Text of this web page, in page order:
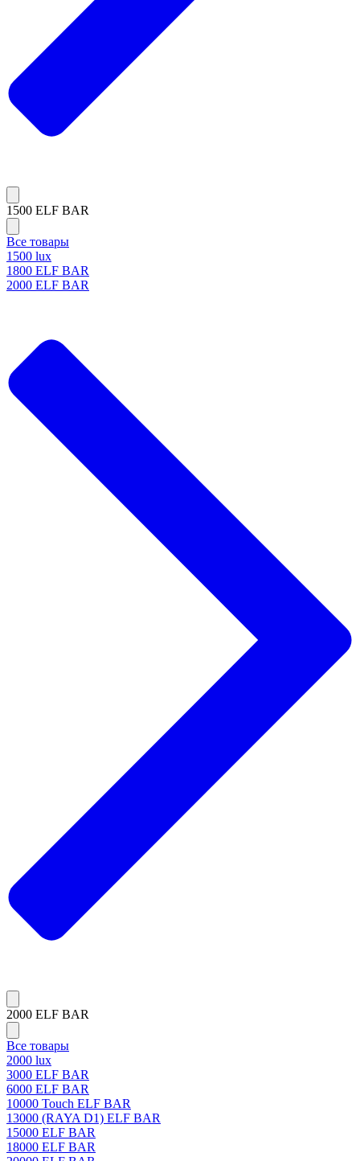
1500 ELF BAR
Все товары
1500 lux
1800 ELF BAR
2000 ELF BAR
2000 ELF BAR
Все товары
2000 lux
3000 ELF BAR
6000 ELF BAR
10000 Touch ELF BAR
13000 (RAYA D1) ELF BAR
15000 ELF BAR
18000 ELF BAR